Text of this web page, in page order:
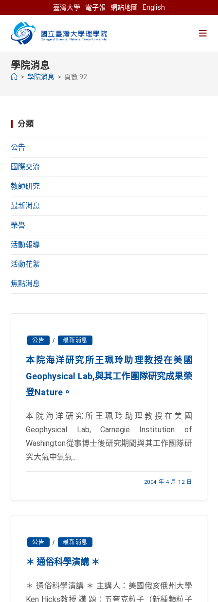
to
content
臺灣大學 電子報 網站地圖 English
學院消息
> 學院消息 > 頁數 92
分類
公告
國際交流
教師研究
最新消息
榮譽
活動報導
活動花絮
焦點消息
公告 / 最新消息
本院海洋研究所王珮玲助理教授在美國
Geophysical Lab,與其工作團隊研究成果榮
登Nature。
本院海洋研究所王珮玲助理教授在美國
Geophysical Lab, Carnegie Institution of
Washington從事博士後研究期間與其工作團隊研
究大氣中氧氣...
2004 年 4 月 12 日
公告 / 最新消息
＊ 通俗科學演講 ＊
＊ 通俗科學演講 ＊ 主講人：美國俄亥俄州大學
Ken Hicks教授 講 題：五夸克粒子（新種類粒子